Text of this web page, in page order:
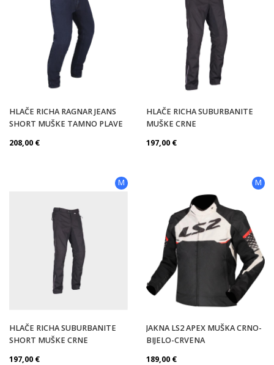
HLAČE RICHA RAGNAR JEANS
SHORT MUŠKE TAMNO PLAVE
208,00 €
HLAČE RICHA SUBURBANITE
MUŠKE CRNE
197,00 €
M
HLAČE RICHA SUBURBANITE
SHORT MUŠKE CRNE
197,00 €
M
JAKNA LS2 APEX MUŠKA CRNO-
BIJELO-CRVENA
189,00 €